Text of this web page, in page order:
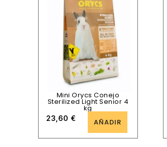
Mini Orycs Conejo
Sterilized Light Senior 4
kg
23,60 € AÑADIR